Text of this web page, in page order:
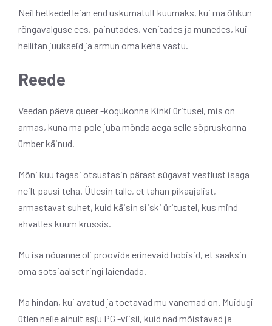
Neil hetkedel leian end uskumatult kuumaks, kui ma õhkun
rõngavalguse ees, painutades, venitades ja munedes, kui
hellitan juukseid ja armun oma keha vastu.
Reede
Veedan päeva queer -kogukonna Kinki üritusel, mis on
armas, kuna ma pole juba mõnda aega selle sõpruskonna
ümber käinud.
Mõni kuu tagasi otsustasin pärast sügavat vestlust isaga
neilt pausi teha. Ütlesin talle, et tahan pikaajalist,
armastavat suhet, kuid käisin siiski üritustel, kus mind
ahvatles kuum krussis.
Mu isa nõuanne oli proovida erinevaid hobisid, et saaksin
oma sotsiaalset ringi laiendada.
Ma hindan, kui avatud ja toetavad mu vanemad on. Muidugi
ütlen neile ainult asju PG -viisil, kuid nad mõistavad ja